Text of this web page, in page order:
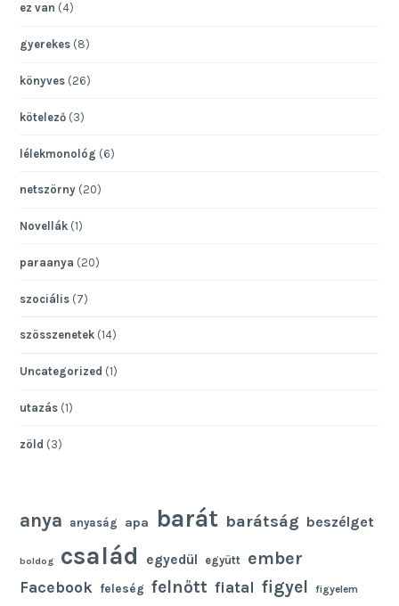
ez van (4)
gyerekes (8)
könyves (26)
kötelező (3)
lélekmonológ (6)
netszörny (20)
Novellák (1)
paraanya (20)
szociális (7)
szösszenetek (14)
Uncategorized (1)
utazás (1)
zöld (3)
anya anyaság apa barát barátság beszélget
boldog család egyedül együtt ember
Facebook feleség felnőtt fiatal figyel figyelem